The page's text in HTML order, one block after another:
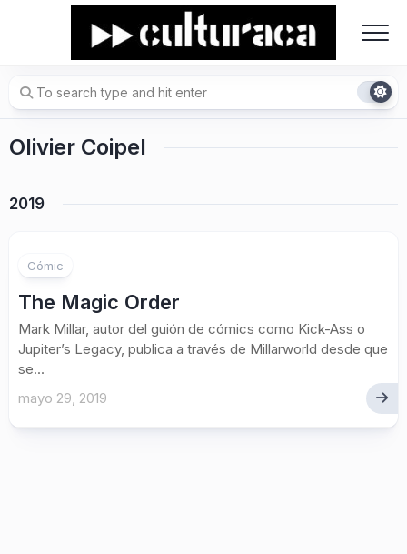
Olivier Coipel
2019
Cómic
The Magic Order
Mark Millar, autor del guión de cómics como Kick-Ass o
Jupiter’s Legacy, publica a través de Millarworld desde que
se...
mayo 29, 2019